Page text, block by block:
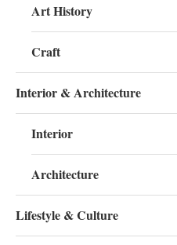
Art History
Craft
Interior & Architecture
Interior
Architecture
Lifestyle & Culture